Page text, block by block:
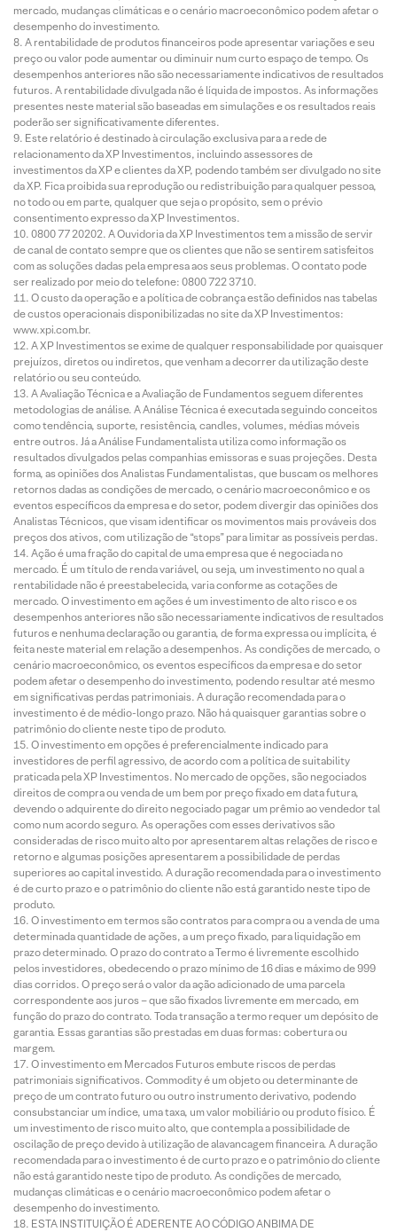
mercado, mudanças climáticas e o cenário macroeconômico podem afetar o
desempenho do investimento.
A rentabilidade de produtos financeiros pode apresentar variações e seu
preço ou valor pode aumentar ou diminuir num curto espaço de tempo. Os
desempenhos anteriores não são necessariamente indicativos de resultados
futuros. A rentabilidade divulgada não é líquida de impostos. As informações
presentes neste material são baseadas em simulações e os resultados reais
poderão ser significativamente diferentes.
Este relatório é destinado à circulação exclusiva para a rede de
relacionamento da XP Investimentos, incluindo assessores de
investimentos da XP e clientes da XP, podendo também ser divulgado no site
da XP. Fica proibida sua reprodução ou redistribuição para qualquer pessoa,
no todo ou em parte, qualquer que seja o propósito, sem o prévio
consentimento expresso da XP Investimentos.
0800 77 20202. A Ouvidoria da XP Investimentos tem a missão de servir
de canal de contato sempre que os clientes que não se sentirem satisfeitos
com as soluções dadas pela empresa aos seus problemas. O contato pode
ser realizado por meio do telefone: 0800 722 3710.
O custo da operação e a política de cobrança estão definidos nas tabelas
de custos operacionais disponibilizadas no site da XP Investimentos:
www.xpi.com.br.
A XP Investimentos se exime de qualquer responsabilidade por quaisquer
prejuízos, diretos ou indiretos, que venham a decorrer da utilização deste
relatório ou seu conteúdo.
A Avaliação Técnica e a Avaliação de Fundamentos seguem diferentes
metodologias de análise. A Análise Técnica é executada seguindo conceitos
como tendência, suporte, resistência, candles, volumes, médias móveis
entre outros. Já a Análise Fundamentalista utiliza como informação os
resultados divulgados pelas companhias emissoras e suas projeções. Desta
forma, as opiniões dos Analistas Fundamentalistas, que buscam os melhores
retornos dadas as condições de mercado, o cenário macroeconômico e os
eventos específicos da empresa e do setor, podem divergir das opiniões dos
Analistas Técnicos, que visam identificar os movimentos mais prováveis dos
preços dos ativos, com utilização de “stops” para limitar as possíveis perdas.
Ação é uma fração do capital de uma empresa que é negociada no
mercado. É um título de renda variável, ou seja, um investimento no qual a
rentabilidade não é preestabelecida, varia conforme as cotações de
mercado. O investimento em ações é um investimento de alto risco e os
desempenhos anteriores não são necessariamente indicativos de resultados
futuros e nenhuma declaração ou garantia, de forma expressa ou implícita, é
feita neste material em relação a desempenhos. As condições de mercado, o
cenário macroeconômico, os eventos específicos da empresa e do setor
podem afetar o desempenho do investimento, podendo resultar até mesmo
em significativas perdas patrimoniais. A duração recomendada para o
investimento é de médio-longo prazo. Não há quaisquer garantias sobre o
patrimônio do cliente neste tipo de produto.
O investimento em opções é preferencialmente indicado para
investidores de perfil agressivo, de acordo com a política de suitability
praticada pela XP Investimentos. No mercado de opções, são negociados
direitos de compra ou venda de um bem por preço fixado em data futura,
devendo o adquirente do direito negociado pagar um prêmio ao vendedor tal
como num acordo seguro. As operações com esses derivativos são
consideradas de risco muito alto por apresentarem altas relações de risco e
retorno e algumas posições apresentarem a possibilidade de perdas
superiores ao capital investido. A duração recomendada para o investimento
é de curto prazo e o patrimônio do cliente não está garantido neste tipo de
produto.
O investimento em termos são contratos para compra ou a venda de uma
determinada quantidade de ações, a um preço fixado, para liquidação em
prazo determinado. O prazo do contrato a Termo é livremente escolhido
pelos investidores, obedecendo o prazo mínimo de 16 dias e máximo de 999
dias corridos. O preço será o valor da ação adicionado de uma parcela
correspondente aos juros – que são fixados livremente em mercado, em
função do prazo do contrato. Toda transação a termo requer um depósito de
garantia. Essas garantias são prestadas em duas formas: cobertura ou
margem.
O investimento em Mercados Futuros embute riscos de perdas
patrimoniais significativos. Commodity é um objeto ou determinante de
preço de um contrato futuro ou outro instrumento derivativo, podendo
consubstanciar um índice, uma taxa, um valor mobiliário ou produto físico. É
um investimento de risco muito alto, que contempla a possibilidade de
oscilação de preço devido à utilização de alavancagem financeira. A duração
recomendada para o investimento é de curto prazo e o patrimônio do cliente
não está garantido neste tipo de produto. As condições de mercado,
mudanças climáticas e o cenário macroeconômico podem afetar o
desempenho do investimento.
ESTA INSTITUIÇÃO É ADERENTE AO CÓDIGO ANBIMA DE